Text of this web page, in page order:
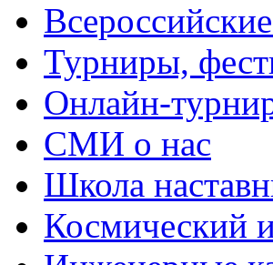
Турниры,
Онлайн-
СМИ о нас
Школа
Космический